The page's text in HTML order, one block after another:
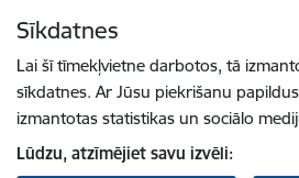
Sīkdatnes
Lai šī tīmekļvietne darbotos, tā
sīkdatnes. Ar Jūsu piekrišanu
izmantotas statistikas un sociālo
Lūdzu, atzīmējiet savu izvēli: